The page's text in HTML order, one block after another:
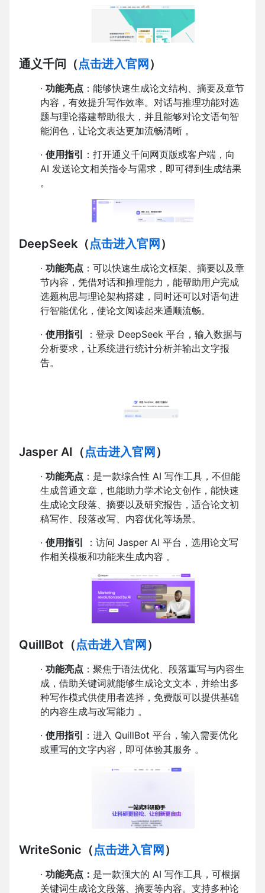
通义千问 （点击进入官网 ）
· 功能亮点 ：能够快速生成论文结构、摘要及章节
内容，有效提升写作效率。对话与推理功能对选
题与理论搭建帮助很大，并且能够对论文语句智
能润色，让论文表达更加流畅清晰 。
· 使用指引
：打开通义千问网页版或客户端，向
AI 发送论文相关指令与需求，即可得到生成结果
。
DeepSeek （点击进入官网 ）
· 功能亮点 ：可以快速生成论文框架、摘要以及章
节内容，凭借对话和推理能力，能帮助用户完成
选题构思与理论架构搭建，同时还可以对语句进
行智能优化，使论文阅读起来通顺流畅。
· 使用指引
：登录 DeepSeek 平台，输入数据与
分析要求，让系统进行统计分析并输出文字报
告。
Jasper AI （点击进入官网 ）
· 功能亮点 ：是一款综合性 AI 写作工具，不但能
生成普通文章，也能助力学术论文创作，能快速
生成论文段落、摘要以及研究报告，适合论文初
稿写作、段落改写、内容优化等场景。
· 使用指引 ：访问 Jasper AI 平台，选用论文写
作相关模板和功能来生成内容 。
QuillBot （点击进入官网 ）
· 功能亮点 ：聚焦于语法优化、段落重写与内容生
成，借助关键词就能够生成论文文本，并给出多
种写作模式供使用者选择，免费版可以提供基础
的内容生成与改写能力 。
· 使用指引
：进入 QuillBot 平台，输入需要优化
或重写的文字内容，即可体验其服务 。
WriteSonic （点击进入官网 ）
· 功能亮点： 是一款强大的 AI 写作工具，可根据
关键词生成论文段落、摘要等内容。支持多种论